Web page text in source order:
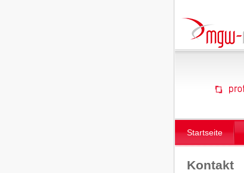
Startseite
Kontakt